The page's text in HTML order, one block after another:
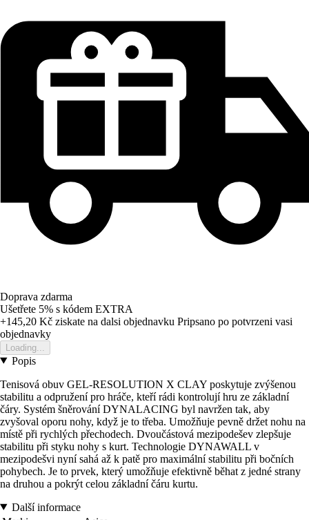
Doprava zdarma
Ušetřete 5% s kódem EXTRA
+145,20 Kč ziskate na dalsi objednavku Pripsano po potvrzeni vasi
objednavky
Loading...
Popis
Tenisová obuv GEL-RESOLUTION X CLAY poskytuje zvýšenou
stabilitu a odpružení pro hráče, kteří rádi kontrolují hru ze základní
čáry. Systém šněrování DYNALACING byl navržen tak, aby
zvyšoval oporu nohy, když je to třeba. Umožňuje pevně držet nohu na
místě při rychlých přechodech. Dvoučástová mezipodešev zlepšuje
stabilitu při styku nohy s kurt. Technologie DYNAWALL v
mezipodešvi nyní sahá až k patě pro maximální stabilitu při bočních
pohybech. Je to prvek, který umožňuje efektivně běhat z jedné strany
na druhou a pokrýt celou základní čáru kurtu.
Další informace